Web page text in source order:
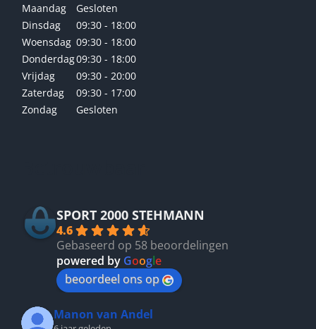
Maandag
Gesloten
Dinsdag
09:30 - 18:00
Woensdag 09:30 - 18:00
Donderdag09:30 - 18:00
Vrijdag
09:30 - 20:00
Zaterdag
09:30 - 17:00
Zondag
Gesloten
SPORT 2000 STEHMANN
4.6
Gebaseerd op 58 beoordelingen
powered by Google
beoordeel ons op
Manon van Andel